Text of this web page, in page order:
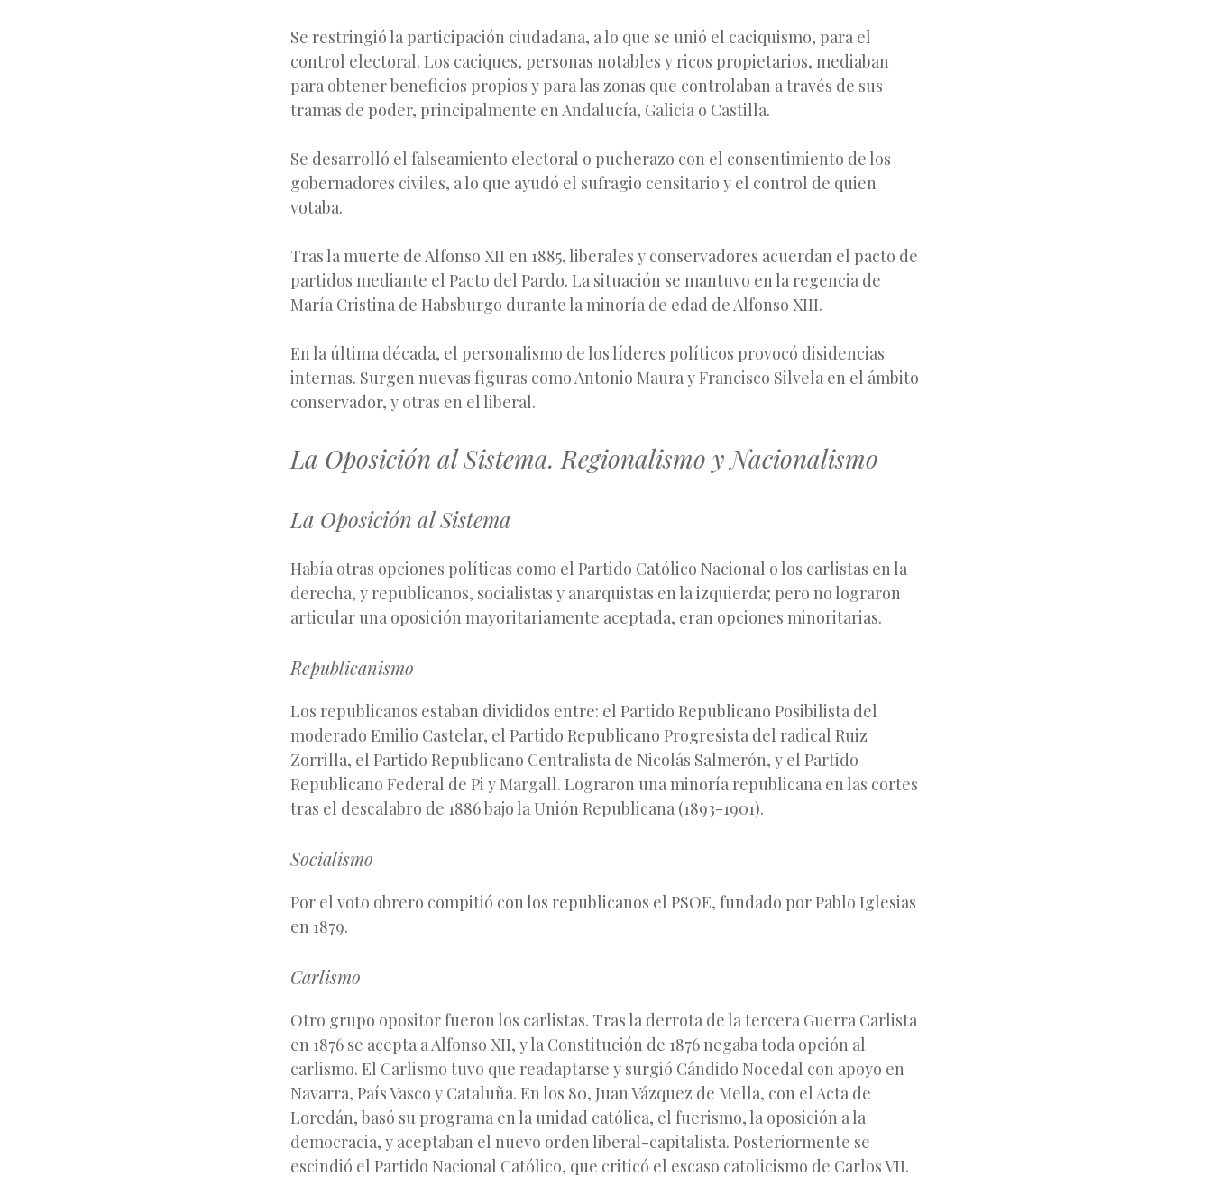
Se restringió la participación ciudadana, a lo que se unió el caciquismo, para el
control electoral. Los caciques, personas notables y ricos propietarios, mediaban
para obtener beneficios propios y para las zonas que controlaban a través de sus
tramas de poder, principalmente en Andalucía, Galicia o Castilla.
Se desarrolló el falseamiento electoral o pucherazo con el consentimiento de los
gobernadores civiles, a lo que ayudó el sufragio censitario y el control de quien
votaba.
Tras la muerte de Alfonso XII en 1885, liberales y conservadores acuerdan el pacto de
partidos mediante el Pacto del Pardo. La situación se mantuvo en la regencia de
María Cristina de Habsburgo durante la minoría de edad de Alfonso XIII.
En la última década, el personalismo de los líderes políticos provocó disidencias
internas. Surgen nuevas figuras como Antonio Maura y Francisco Silvela en el ámbito
conservador, y otras en el liberal.
La Oposición al Sistema. Regionalismo y Nacionalismo
La Oposición al Sistema
Había otras opciones políticas como el Partido Católico Nacional o los carlistas en la
derecha, y republicanos, socialistas y anarquistas en la izquierda; pero no lograron
articular una oposición mayoritariamente aceptada, eran opciones minoritarias.
Republicanismo
Los republicanos estaban divididos entre: el Partido Republicano Posibilista del
moderado Emilio Castelar, el Partido Republicano Progresista del radical Ruiz
Zorrilla, el Partido Republicano Centralista de Nicolás Salmerón, y el Partido
Republicano Federal de Pi y Margall. Lograron una minoría republicana en las cortes
tras el descalabro de 1886 bajo la Unión Republicana (1893-1901).
Socialismo
Por el voto obrero compitió con los republicanos el PSOE, fundado por Pablo Iglesias
en 1879.
Carlismo
Otro grupo opositor fueron los carlistas. Tras la derrota de la tercera Guerra Carlista
en 1876 se acepta a Alfonso XII, y la Constitución de 1876 negaba toda opción al
carlismo. El Carlismo tuvo que readaptarse y surgió Cándido Nocedal con apoyo en
Navarra, País Vasco y Cataluña. En los 80, Juan Vázquez de Mella, con el Acta de
Loredán, basó su programa en la unidad católica, el fuerismo, la oposición a la
democracia, y aceptaban el nuevo orden liberal-capitalista. Posteriormente se
escindió el Partido Nacional Católico, que criticó el escaso catolicismo de Carlos VII.